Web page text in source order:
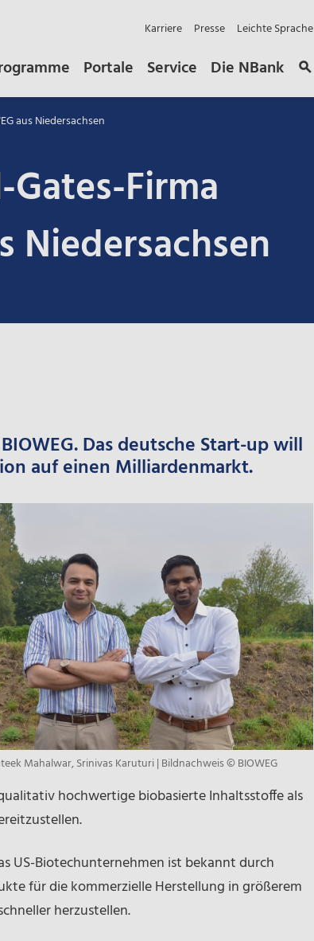
Karriere Presse Leichte Sprache
Portale Service Die NBank
aus Niedersachsen
Firma
Niedersachsen
Das deutsche Start-up will
auf einen Milliardenmarkt.
Mahalwar, Srinivas Karuturi | Bildnachweis © BIOWEG
hochwertige biobasierte Inhaltsstoffe als
US-Biotechunternehmen ist bekannt durch
für die kommerzielle Herstellung in größerem
herzustellen.